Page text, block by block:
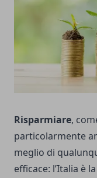
Risparmiare,
particolarmente
meglio di
efficace: l’Italia è